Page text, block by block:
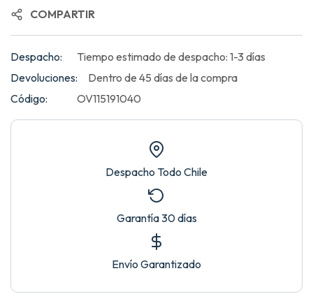
COMPARTIR
Despacho:
Tiempo estimado de despacho: 1-3 días
Devoluciones:
Dentro de 45 días de la compra
Código:
OV115191040
Despacho Todo Chile
Garantía 30 días
Envío Garantizado